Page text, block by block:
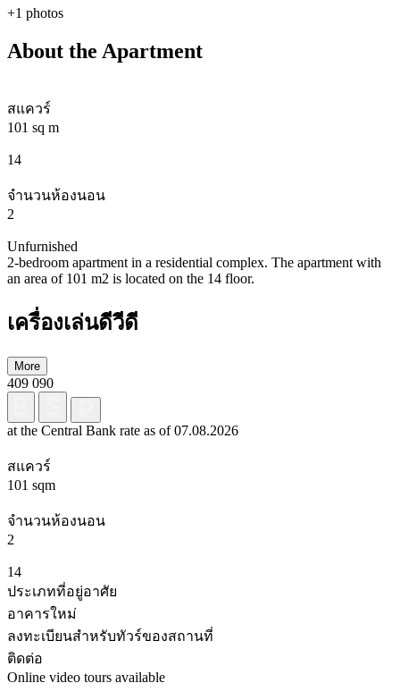
+1 photos
About the Apartment
สแควร์
101 sq m
14
จำนวนห้องนอน
2
Unfurnished
2-bedroom apartment in a residential complex. The apartment with
an area of 101 m2 is located on the 14 floor.
เครื่องเล่นดีวีดี
More
409 090
at the Central Bank rate as of 07.08.2026
สแควร์
101 sqm
จำนวนห้องนอน
2
14
ประเภทที่อยู่อาศัย
อาคารใหม่
ลงทะเบียนสำหรับทัวร์ของสถานที่
ติดต่อ
Online video tours available